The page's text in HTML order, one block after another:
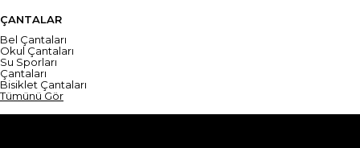
ÇANTALAR
Bel Çantaları
Okul Çantaları
Su Sporları
Çantaları
Bisiklet Çantaları
Tümünü Gör